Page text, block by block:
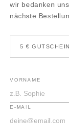
wir bedanken
nächste
5 €
VORNAME
E-MAIL